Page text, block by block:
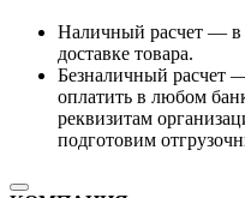
Наличный расчет — в
доставке товара.
Безналичный расчет
оплатить в любом
реквизитам
подготовим